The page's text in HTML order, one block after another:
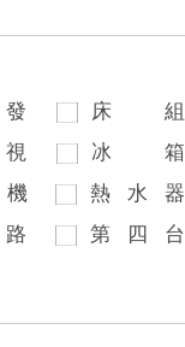
發
視
機
路
床
組
冰
箱
熱
水
器
第
四 台